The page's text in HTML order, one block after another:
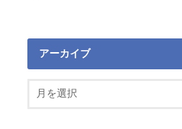
アーカイブ